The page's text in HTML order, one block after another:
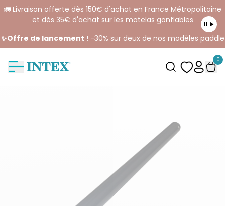
🚛 Livraison offerte dès 150€ d'achat en France Métropolitaine
et dès 35€ d'achat sur les matelas gonflables
✨Offre de lancement ! -30% sur deux de nos modèles paddle
0